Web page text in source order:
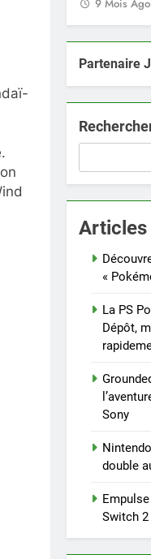
9 Mois Ago
Partenaire
Articles
«
La PS
Dépôt,
Sony
double
Switch 2